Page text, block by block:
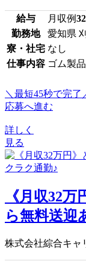
給与 月収例
勤務地
愛知県
寮・社宅 なし
仕事内容 ゴム製
＼最短45秒で完了
応募へ進む
詳しく
見る
《月収32
ら無料送迎
株式会社綜合キャ